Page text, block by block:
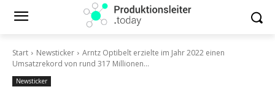
Start Newsticker
Arntz Optibelt erzielte im Jahr 2022 einen
Umsatzrekord von rund 317 Millionen...
Newsticker